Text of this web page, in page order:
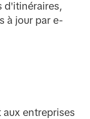
d'itinéraires,
à jour par e-
entreprises